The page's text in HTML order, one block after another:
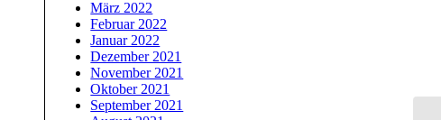
März 2022
Februar 2022
Januar 2022
Dezember 2021
November 2021
Oktober 2021
September 2021